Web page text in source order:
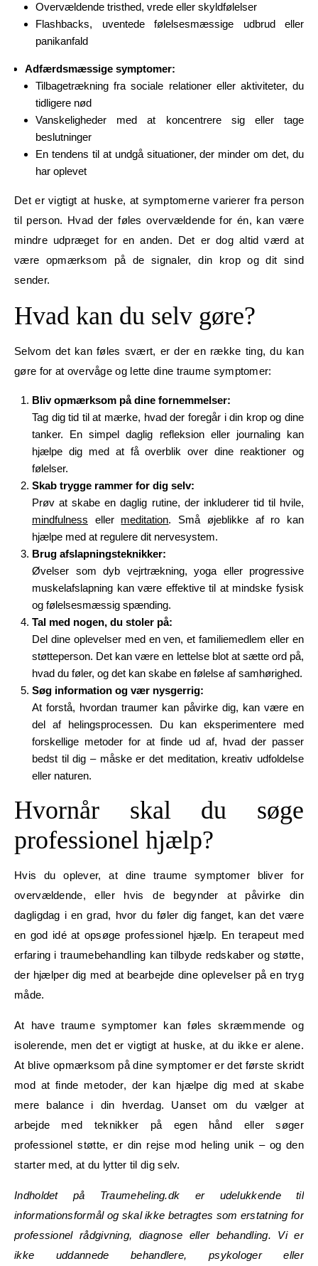
Overvældende tristhed, vrede eller skyldfølelser
Flashbacks, uventede følelsesmæssige udbrud eller
panikanfald
Adfærdsmæssige symptomer:
Tilbagetrækning fra sociale relationer eller aktiviteter, du
tidligere nød
Vanskeligheder med at koncentrere sig eller tage
beslutninger
En tendens til at undgå situationer, der minder om det, du
har oplevet
Det er vigtigt at huske, at symptomerne varierer fra person
til person. Hvad der føles overvældende for én, kan være
mindre udpræget for en anden. Det er dog altid værd at
være opmærksom på de signaler, din krop og dit sind
sender.
Hvad kan du selv gøre?
Selvom det kan føles svært, er der en række ting, du kan
gøre for at overvåge og lette dine traume symptomer:
Bliv opmærksom på dine fornemmelser:
Tag dig tid til at mærke, hvad der foregår i din krop og dine
tanker. En simpel daglig refleksion eller journaling kan
hjælpe dig med at få overblik over dine reaktioner og
følelser.
Skab trygge rammer for dig selv:
Prøv at skabe en daglig rutine, der inkluderer tid til hvile,
mindfulness eller meditation. Små øjeblikke af ro kan
hjælpe med at regulere dit nervesystem.
Brug afslapningsteknikker:
Øvelser som dyb vejrtrækning, yoga eller progressive
muskelafslapning kan være effektive til at mindske fysisk
og følelsesmæssig spænding.
Tal med nogen, du stoler på:
Del dine oplevelser med en ven, et familiemedlem eller en
støtteperson. Det kan være en lettelse blot at sætte ord på,
hvad du føler, og det kan skabe en følelse af samhørighed.
Søg information og vær nysgerrig:
At forstå, hvordan traumer kan påvirke dig, kan være en
del af helingsprocessen. Du kan eksperimentere med
forskellige metoder for at finde ud af, hvad der passer
bedst til dig – måske er det meditation, kreativ udfoldelse
eller naturen.
Hvornår skal du søge
professionel hjælp?
Hvis du oplever, at dine traume symptomer bliver for
overvældende, eller hvis de begynder at påvirke din
dagligdag i en grad, hvor du føler dig fanget, kan det være
en god idé at opsøge professionel hjælp. En terapeut med
erfaring i traumebehandling kan tilbyde redskaber og støtte,
der hjælper dig med at bearbejde dine oplevelser på en tryg
måde.
At have traume symptomer kan føles skræmmende og
isolerende, men det er vigtigt at huske, at du ikke er alene.
At blive opmærksom på dine symptomer er det første skridt
mod at finde metoder, der kan hjælpe dig med at skabe
mere balance i din hverdag. Uanset om du vælger at
arbejde med teknikker på egen hånd eller søger
professionel støtte, er din rejse mod heling unik – og den
starter med, at du lytter til dig selv.
Indholdet på Traumeheling.dk er udelukkende til
informationsformål og skal ikke betragtes som erstatning for
professionel rådgivning, diagnose eller behandling. Vi er
ikke uddannede behandlere, psykologer eller